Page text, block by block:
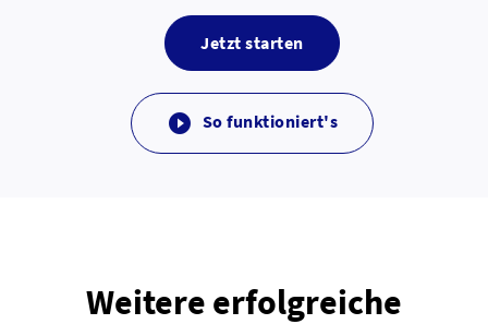
Jetzt starten
 So funktioniert's
Weitere erfolgreiche